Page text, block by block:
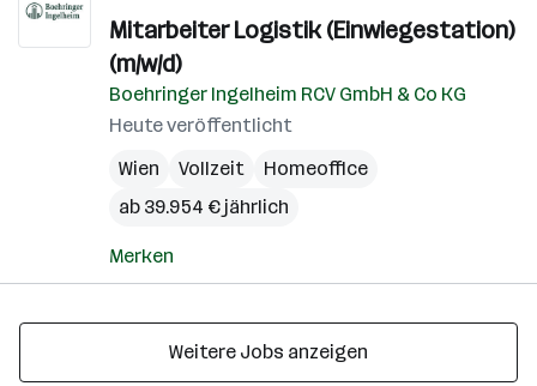
Mitarbeiter Logistik (Einwiegestation)
(m/w/d)
Boehringer Ingelheim RCV GmbH & Co KG
Heute veröffentlicht
Wien
Vollzeit
Homeoffice
ab 39.954 € jährlich
Merken
Weitere Jobs anzeigen